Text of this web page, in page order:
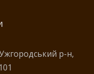
р-н,